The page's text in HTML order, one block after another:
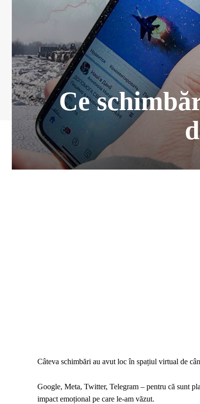
Ce
Câteva schimbări au avut loc în spațiul virtual de
Google, Meta, Twitter, Telegram – pentru că sunt
impact emoțional pe care le-am văzut.